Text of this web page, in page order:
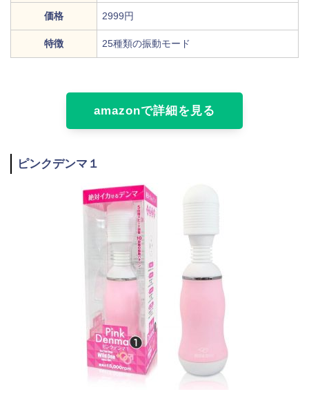
価格 2999円
特徴 25種類の振動モード
amazonで詳細を見る
ピンクデンマ１